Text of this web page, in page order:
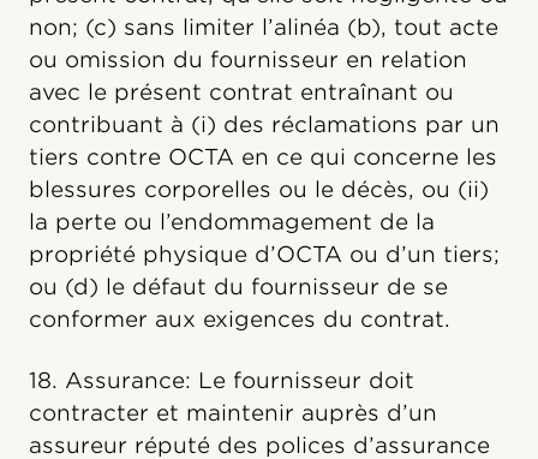
non; (c) sans limiter l’alinéa (b), tout acte
ou omission du fournisseur en relation
avec le présent contrat entraînant ou
contribuant à (i) des réclamations par un
tiers contre OCTA en ce qui concerne les
blessures corporelles ou le décès, ou (ii)
la perte ou l’endommagement de la
propriété physique d’OCTA ou d’un tiers;
ou (d) le défaut du fournisseur de se
conformer aux exigences du contrat.
18. Assurance: Le fournisseur doit
contracter et maintenir auprès d’un
assureur réputé des polices d’assurance